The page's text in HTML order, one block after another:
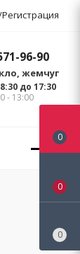
96-90
жемчуг
до 17:30
- 13:00
0
0
0